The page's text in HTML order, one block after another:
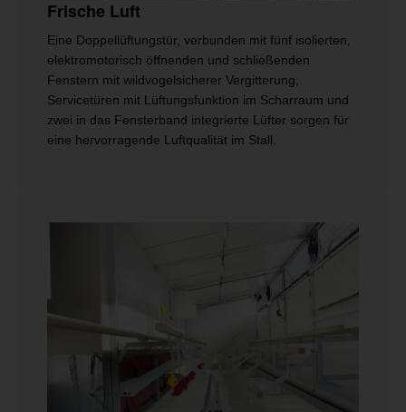
Frische Luft
Eine Doppellüftungstür, verbunden mit fünf isolierten,
elektromotorisch öffnenden und schließenden
Fenstern mit wildvogelsicherer Vergitterung,
Servicetüren mit Lüftungsfunktion im Scharraum und
zwei in das Fensterband integrierte Lüfter sorgen für
eine hervorragende Luftqualität im Stall.